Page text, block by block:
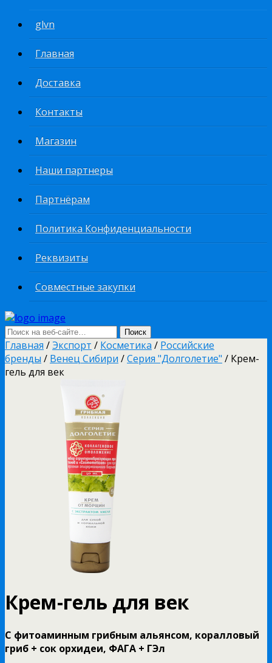
glvn
Главная
Доставка
Контакты
Магазин
Наши партнеры
Партнёрам
Политика Конфиденциальности
Реквизиты
Совместные закупки
Главная /Экспорт / Косметика / Российские
бренды / Венец Сибири /Серия "Долголетие" / Крем-
гель для век
Крем-гель для век
С фитоаминным грибным альянсом, коралловый
гриб + сок орхидеи, ФАГА + ГЭл